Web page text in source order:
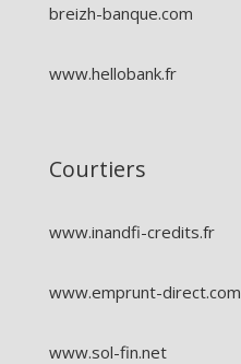
breizh-banque.com
www.hellobank.fr
Courtiers
www.inandfi-credits.fr
www.emprunt-direct.com
www.sol-fin.net